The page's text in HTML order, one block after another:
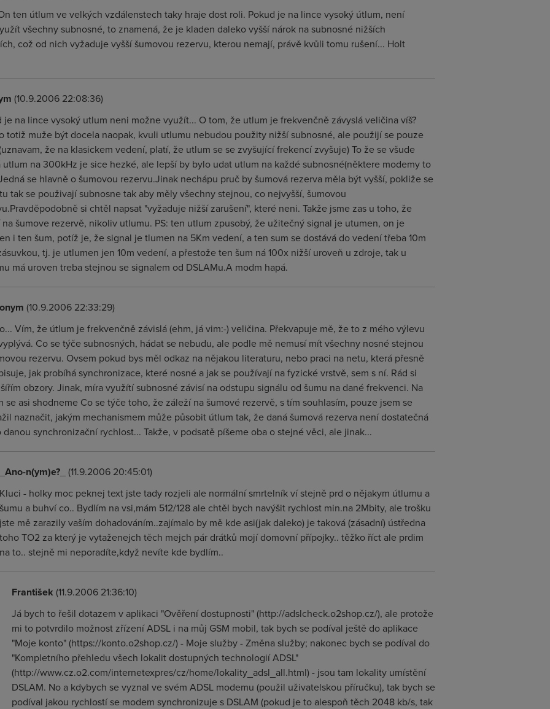
ten útlum ve velkých vzdálenstech taky hraje dost roli. Pokud je na lince vysoký útlum, není
všechny subnosné, to znamená, že je kladen daleko vyšší nárok na subnosné nižších
což od nich vyžaduje vyšší šumovou rezervu, kterou nemají, právě kvůli tomu rušení... Holt
(10.9.2006 22:08:36)
je na lince vysoký utlum neni možne využít... O tom, že utlum je frekvenčně závyslá veličina víš?
totiž muže být docela naopak, kvuli utlumu nebudou použity nižší subnosné, ale použijí se pouze
že na klasickem vedení, platí, že utlum se se zvyšující frekencí zvyšuje) To že se všude
utlum na 300kHz je sice hezké, ale lepší by bylo udat utlum na každé subnosné(některe modemy to
se hlavně o šumovou rezervu.Jinak nechápu pruč by šumová rezerva měla být vyšší, pokliže se
tak se použivají subnosne tak aby měly všechny stejnou, co nejvyšší, šumovou
si chtěl napsat "vyžaduje nižší zarušení", které neni. Takže jsme zas u toho, že
šumove rezervě, nikoliv utlumu. PS: ten utlum zpusobý, že užitečný signal je utumen, on je
i ten šum, potíž je, že signal je tlumen na 5Km vedení, a ten sum se dostává do vedení třeba 10m
tj. je utlumen jen 10m vedení, a přestože ten šum ná 100x nižší uroveň u zdroje, tak u
má uroven treba stejnou se signalem od DSLAMu.A modm hapá.
(10.9.2006 22:33:29)
Vím, že útlum je frekvenčně závislá (ehm, já vim:-) veličina. Překvapuje mě, že to z mého výlevu
Co se týče subnosných, hádat se nebudu, ale podle mě nemusí mít všechny nosné stejnou
rezervu. Ovsem pokud bys měl odkaz na nějakou literaturu, nebo praci na netu, která přesně
jak probíhá synchronizace, které nosné a jak se používají na fyzické vrstvě, sem s ní. Rád si
obzory. Jinak, míra využítí subnosné závisí na odstupu signálu od šumu na dané frekvenci. Na
se asi shodneme Co se týče toho, že záleží na šumové rezervě, s tím souhlasím, pouze jsem se
naznačit, jakým mechanismem může působit útlum tak, že daná šumová rezerva není dostatečná
danou synchronizační rychlost... Takže, v podsatě píšeme oba o stejné věci, ale jinak...
_Ano-n(ym)e?_ (11.9.2006 20:45:01)
Kluci - holky moc peknej text jste tady rozjeli ale normální smrtelník ví stejně prd o nějakym útlumu a
šumu a buhví co.. Bydlím na vsi,mám 512/128 ale chtěl bych navýšit rychlost min.na 2Mbity, ale trošku
jste mě zarazily vaším dohadováním..zajímalo by mě kde asi(jak daleko) je taková (zásadní) ústředna
toho TO2 za který je vytaženejch těch mejch pár drátků mojí domovní přípojky.. těžko říct ale prdim
na to.. stejně mi neporadíte,když nevíte kde bydlím..
František (11.9.2006 21:36:10)
Já bych to řešil dotazem v aplikaci "Ověření dostupnosti" (http://adslcheck.o2shop.cz/), ale protože
mi to potvrdilo možnost zřízení ADSL i na můj GSM mobil, tak bych se podíval ještě do aplikace
"Moje konto" (https://konto.o2shop.cz/) - Moje služby - Změna služby; nakonec bych se podíval do
"Kompletního přehledu všech lokalit dostupných technologií ADSL"
(http://www.cz.o2.com/internetexpres/cz/home/lokality_adsl_all.html) - jsou tam lokality umístění
DSLAM. No a kdybych se vyznal ve svém ADSL modemu (použil uživatelskou příručku), tak bych se
podíval jakou rychlostí se modem synchronizuje s DSLAM (pokud je to alespoň těch 2048 kb/s, tak